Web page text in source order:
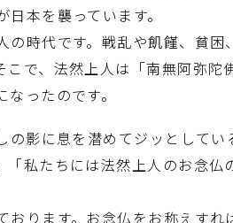
本を襲っています。
時代です。戦乱や飢饉、貧困
で、法然上人は「南無阿弥陀
ったのです。
影に息を潜めてジッとしてい
私たちには法然上人のお念仏
ります。お念仏をお称えすれ